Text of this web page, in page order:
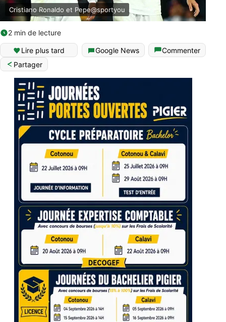
Cristiano Ronaldo et Pepe@sportyou
2 min de lecture
Lire plus tard Google News
Commenter
Partager